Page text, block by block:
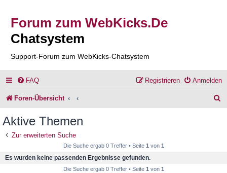
Forum zum WebKicks.De
Chatsystem
Support-Forum zum WebKicks-Chatsystem
FAQ Anmelden
Registrieren
Foren-Übersicht
Aktive Themen
Zur erweiterten Suche
Die Suche ergab 0 Treffer • Seite 1 von 1
Es wurden keine passenden Ergebnisse gefunden.
Die Suche ergab 0 Treffer • Seite 1 von 1